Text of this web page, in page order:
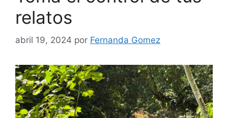
relatos
abril 19, 2024 por Fernanda Gomez